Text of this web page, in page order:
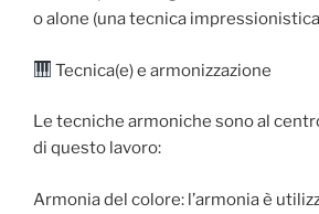
o alone (una tecnica
Tecnica(e) e armonizzazione
Le tecniche armoniche sono al
di questo lavoro:
Armonia del colore: l’armonia è